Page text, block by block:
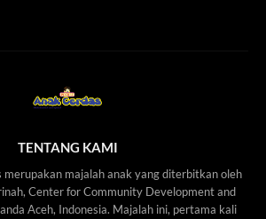
TENTANG KAMI
merupakan majalah anak yang diterbitkan oleh
Center for Community Development and
Aceh, Indonesia. Majalah ini, pertama kali